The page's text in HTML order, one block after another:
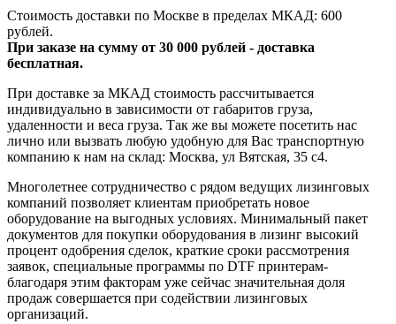
Стоимость доставки по Москве в пределах МКАД: 600
рублей.
При заказе на сумму от 30 000 рублей - доставка
бесплатная.
При доставке за МКАД стоимость рассчитывается
индивидуально в зависимости от габаритов груза,
удаленности и веса груза. Так же вы можете посетить нас
лично или вызвать любую удобную для Вас транспортную
компанию к нам на склад: Москва, ул Вятская, 35 c4.
Многолетнее сотрудничество с рядом ведущих лизинговых
компаний позволяет клиентам приобретать новое
оборудование на выгодных условиях. Минимальный пакет
документов для покупки оборудования в лизинг высокий
процент одобрения сделок, краткие сроки рассмотрения
заявок, специальные программы по DTF принтерам-
благодаря этим факторам уже сейчас значительная доля
продаж совершается при содействии лизинговых
организаций.